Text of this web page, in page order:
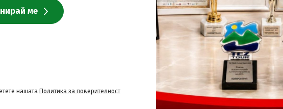
и единствено от сайта на TopOfertite.com, в противен случай не
нашата Политика за поверителност